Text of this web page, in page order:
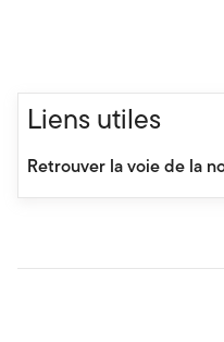
Liens utiles
Retrouver la voie de la